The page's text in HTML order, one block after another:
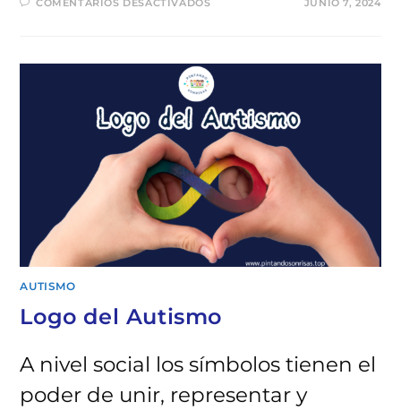
AUTISMO
Logo del Autismo
A nivel social los símbolos tienen el
poder de unir, representar y